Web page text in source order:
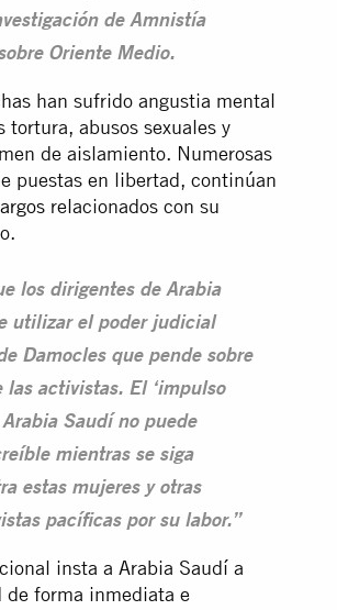
de Amnistía
Oriente Medio.
han sufrido angustia mental
abusos sexuales y
de aislamiento. Numerosas
puestas en libertad, continúan
relacionados con su
los dirigentes de Arabia
utilizar el poder judicial
Damocles que pende sobre
las activistas. El ‘impulso
Saudí no puede
mientras se siga
estas mujeres y otras
pacíficas por su labor.”
insta a Arabia Saudí a
de forma inmediata e